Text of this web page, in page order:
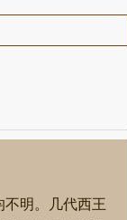
明。几代西王